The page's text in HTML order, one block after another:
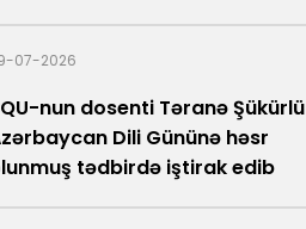
07-2026
nun dosenti Təranə Şükürlü
Dili Gününə həsr
tədbirdə iştirak edib